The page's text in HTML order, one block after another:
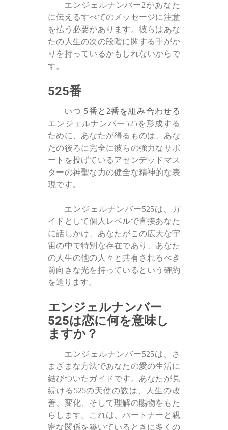
エンジェルナンバー2があなた
に伝えるすべてのメッセージに注意
を払う必要があります。彼らはあな
たの人生の次の段階に関する手がか
りを持っているかもしれないからで
す。
525番
いつ 5番と2番を組み合わせる
エンジェルナンバー525を形成する
ために、あなたが得るものは、あな
たの後ろに完全に彼らの強力なサポ
ートを投げているアセンデッドマス
ターの神聖な力の健全な精神的な表
現です。
エンジェルナンバー525は、ガ
イドとして個人レベルで直接あなた
に話しかけ、あなたがこの広大な宇
宙の中で特別な存在であり、あなた
の人生の他の人々と共有されるべき
前向きな光を持っているという確約
を送ります。
エンジェルナンバー
525は恋に何を意味し
ますか？
エンジェルナンバー525は、さ
まざまな方法であなたの愛の生活に
結びついたガイドです。あなたが見
続ける525の天使の数は、人生の改
善、変化、そして理解の賜物をもた
らします。これは、パートナーと親
密な関係を築いているときに多くの